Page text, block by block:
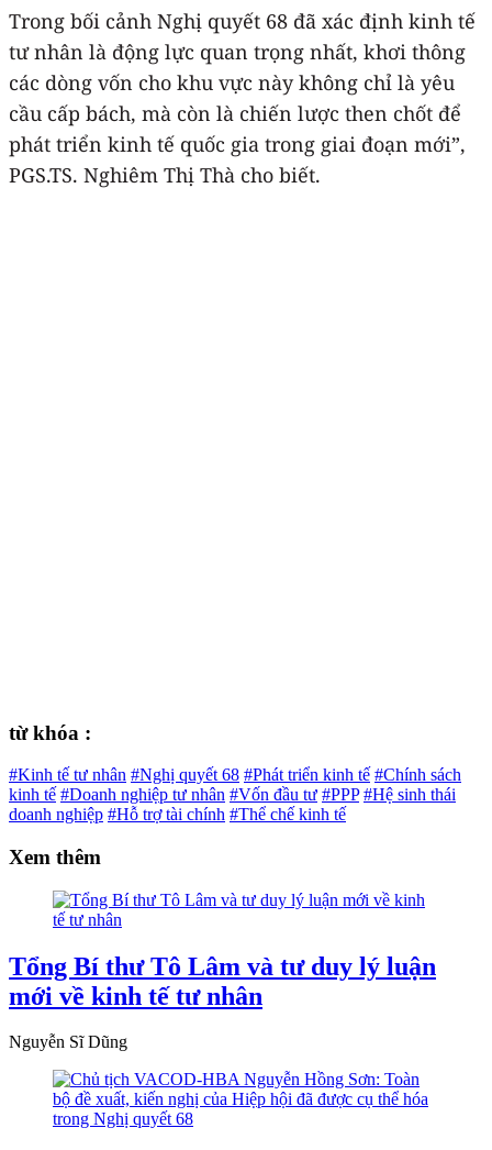
Trong bối cảnh Nghị quyết 68 đã xác định kinh tế
tư nhân là động lực quan trọng nhất, khơi thông
các dòng vốn cho khu vực này không chỉ là yêu
cầu cấp bách, mà còn là chiến lược then chốt để
phát triển kinh tế quốc gia trong giai đoạn mới”,
PGS.TS. Nghiêm Thị Thà cho biết.
từ khóa :
#Kinh tế tư nhân #Nghị quyết 68 #Phát triển kinh tế #Chính sách
kinh tế #Doanh nghiệp tư nhân #Vốn đầu tư #PPP #Hệ sinh thái
doanh nghiệp #Hỗ trợ tài chính #Thể chế kinh tế
Xem thêm
Tổng Bí thư Tô Lâm và tư duy lý luận
mới về kinh tế tư nhân
Nguyễn Sĩ Dũng